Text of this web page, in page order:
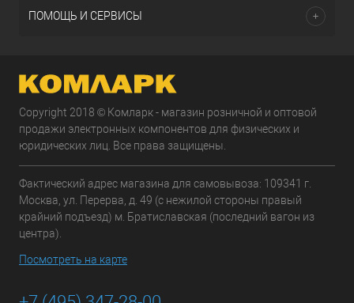
ПОМОЩЬ И СЕРВИСЫ
Copyright 2018 © Комларк - магазин розничной и оптовой
продажи электронных компонентов для физических и
юридических лиц. Все права защищены.
Фактический адрес магазина для самовывоза: 109341 г.
Москва, ул. Перерва, д. 49 (с нежилой стороны правый
крайний подъезд) м. Братиславская (последний вагон из
центра).
Посмотреть на карте